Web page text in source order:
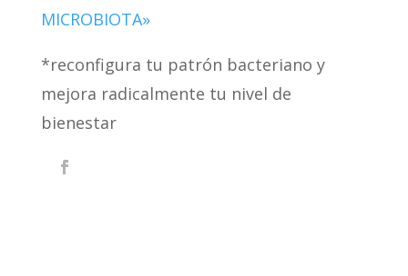
MICROBIOTA»
*reconfigura tu patrón bacteriano y
mejora radicalmente tu nivel de
bienestar